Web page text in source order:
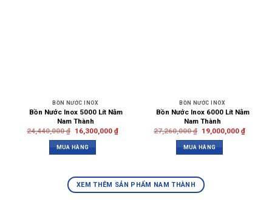
BỒN NƯỚC INOX
Bồn Nước Inox 5000 Lít Nằm
Nam Thành
24,440,000₫ 16,300,000 ₫
MUA HÀNG
BỒN NƯỚC INOX
Bồn Nước Inox 6000 Lít Nằm
Nam Thành
27,260,000₫ 19,000,000 ₫
MUA HÀNG
XEM THÊM SẢN PHẨM NAM THÀNH